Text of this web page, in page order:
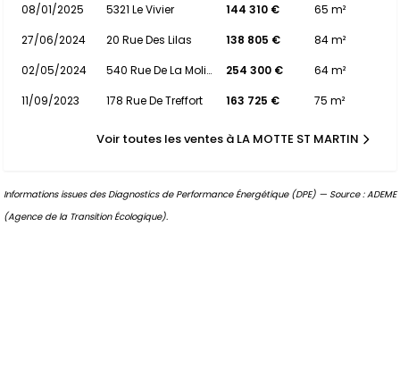
08/01/2025
5321 Le Vivier 144 310 €
65 m²
27/06/2024
20 Rue Des Lilas 138 805 €
84 m²
02/05/2024
540 Rue De La Moliere 254 300 €
64 m²
11/09/2023
178 Rue De Treffort 163 725 € 75 m²
Voir toutes les ventes à LA MOTTE ST MARTIN
Informations issues des Diagnostics de Performance Énergétique (DPE) — Source : ADEME
(Agence de la Transition Écologique).